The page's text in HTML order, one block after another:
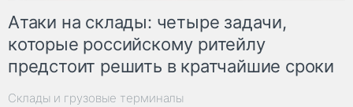
Атаки на склады: четыре задачи,
которые российскому ритейлу
предстоит решить в кратчайшие сроки
Склады и грузовые терминалы